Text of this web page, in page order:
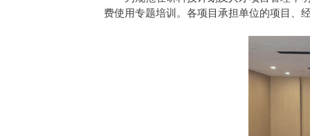
费使用专题培训。 各项目承担单位的项目、